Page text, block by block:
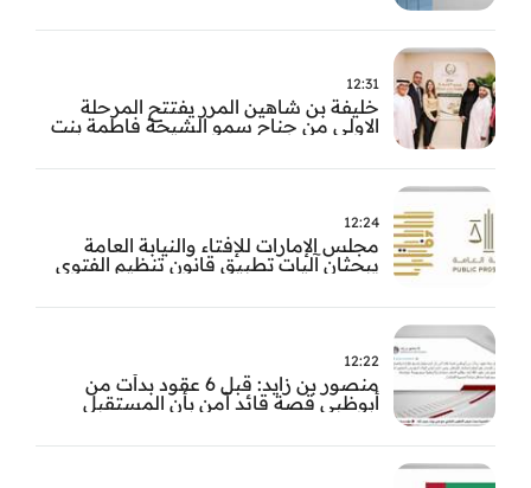
12:31
خليفة بن شاهين المرر يفتتح المرحلة
الاولى من جناح سمو الشيخة فاطمة بنت
مستشفى المقاصد
12:24
مجلس الإمارات للإفتاء والنيابة العامة
يبحثان آليات تطبيق قانون تنظيم الفتوى
12:22
منصور بن زايد: قبل 6 عقود بدأت من
أبوظبي قصة قائد آمن بأن المستقبل